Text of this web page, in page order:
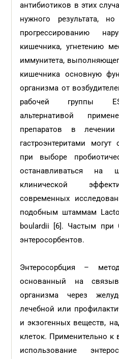
антибиотиков в этих
нужного результата,
прогрессированию
кишечника, угнетению
иммунитета,
кишечника основную
организма от
рабочей группы
альтернативой
препаратов в
гастроэнтеритами могут
при выборе
останавливаться на
клинической
современных
подобным штаммам
boulardii [6]. Частым при
энтеросорбентов.
Энтеросорбция –
основанный на
организма через
лечебной или
и экзогенных веществ,
клеток. Применительно к
использование